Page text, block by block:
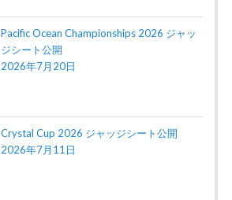
Pacific Ocean Championships 2026 ジャッ
ジシート公開
2026年7月20日
Crystal Cup 2026 ジャッジシート公開
2026年7月11日